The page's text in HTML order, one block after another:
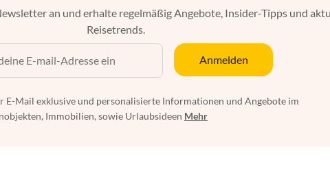
an und erhalte regelmäßig Angebote, Insider-Tipps und
Reisetrends.
Anmelden
E-Mail exklusive und personalisierte Informationen und Angebote im
Immobilien, sowie Urlaubsideen Mehr